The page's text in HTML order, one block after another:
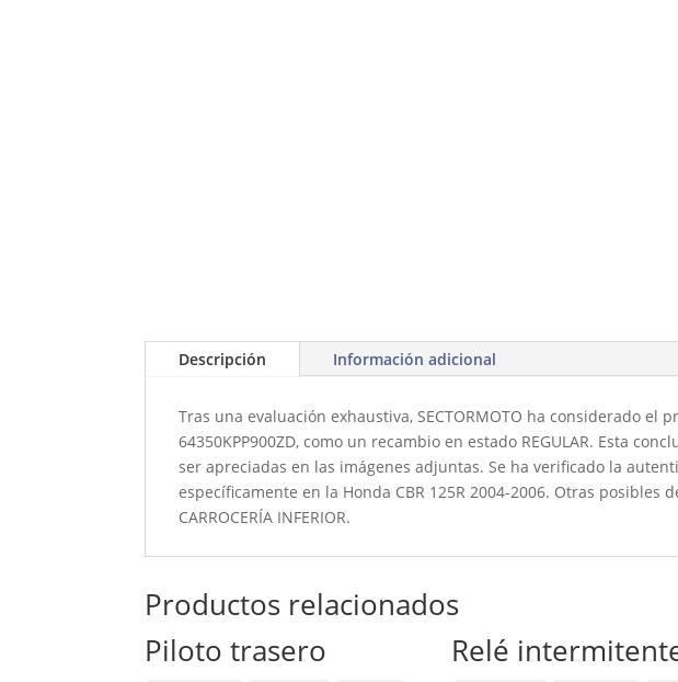
Descripción Información adicional
Tras una evaluación exhaustiva, SECTORMOTO ha considerado el
64350KPP900ZD, como un recambio en estado REGULAR. Esta
ser apreciadas en las imágenes adjuntas. Se ha verificado la
específicamente en la Honda CBR 125R 2004-2006. Otras
CARROCERÍA INFERIOR.
Productos relacionados
Piloto trasero
Relé